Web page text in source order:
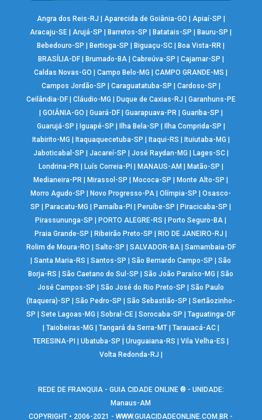
Angra dos Reis-RJ Aparecida de Goiânia-GO Apiaí-SP
Aracaju-SE |Arujá-SP Barretos-SP Batatais-SP Bauru-SP
Bebedouro-SP
Bertioga-SP Biguaçu-SC Boa Vista-RR
BRASÍLIA-DF| Brumado-BA| Cabreúva-SP Cajamar-SP
Caldas Novas-GO
|Campo Belo-MG |CAMPO GRANDE-MS
Campos Jordão-SP
Caraguatatuba-SP Cardoso-SP
Ceilândia-DF| Cláudio-MG Duque de Caxias-RJ
Garanhuns-PE
GOIÂNIA-GO Guará-DF| Guarapuava-PR| Guariba-SP
Guarujá-SP
Iguapé-SP Ilha Bela-SP Ilha Comprida-SP
Itabirito-MG
Itaquaquecetuba-SP Itaqui-RS Ituiutaba-MG
Jaboticabal-SP
Jacareí-SP José Raydan-MG Lages-SC|
Londrina-PR| Luís Correia-PI MANAUS-AM Matão-SP
Medianeira-PR
Mirassol-SP Mococa-SP Monte Alto-SP
Morro Agudo-SP
Novo Progresso-PA |Olímpia-SP |Osasco-
SP
Paracatu-MG Parnaíba-PI Peruíbe-SP Piracicaba-SP
Pirassununga-SP
PORTO ALEGRE-RS Porto Seguro-BA
Praia Grande-SP
Ribeirão Preto-SP RIO DE JANEIRO-RJ
Rolim de Moura-RO
Salto-SP SALVADOR-BA| Samambaia-DF
|Santa Maria-RS |Santos-SP |São Bernardo Campo-SP |São
Borja-RS
|São Caetano do Sul-SP |São João Paraíso-MG |São
José Campos-SP
|São José do Rio Preto-SP |São Paulo
(Itaquera)-SP
|São Pedro-SP |São Sebastião-SP |Sertãozinho-
SP
|Sete Lagoas-MG |Sobral-CE |Sorocaba-SP |Taguatinga-DF
Taiobeiras-MG Tangará da Serra-MT| Tarauacá-AC|
TERESINA-PI
|Ubatuba-SP |Uruguaiana-RS |Vila Velha-ES
Volta Redonda-RJ
REDE DE FRANQUIA - GUIA CIDADE ONLINE ® - UNIDADE:
Manaus-AM
COPYRIGHT • 2006-2021 -WWW.GUIACIDADEONLINE.COM.BR -